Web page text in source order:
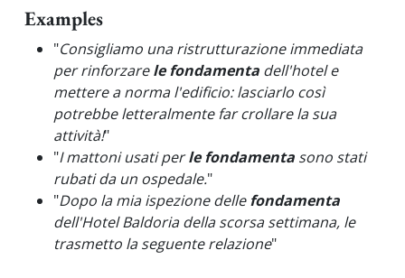
Examples
"Consigliamo una ristrutturazione immediata
per rinforzarele fondamenta dell'hotel e
mettere a norma l'edificio: lasciarlo così
potrebbe letteralmente far crollare la sua
attività!"
"I mattoni usati perle fondamenta sono stati
rubati da un ospedale."
"Dopo la mia ispezione dellefondamenta
dell'Hotel Baldoria della scorsa settimana, le
trasmetto la seguente relazione"